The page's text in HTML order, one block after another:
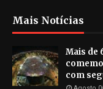
Mais Notícias
Mais de
com